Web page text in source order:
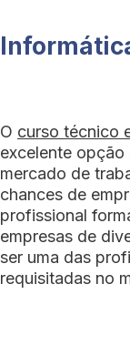
O curso técnico
excelente opção
mercado de
chances de
profissional
empresas de
ser uma das
requisitadas no